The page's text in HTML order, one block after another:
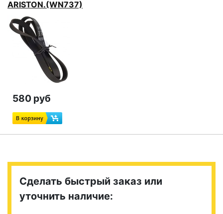
ARISTON.(WN737)
580 руб
Сделать быстрый заказ или
уточнить наличие: